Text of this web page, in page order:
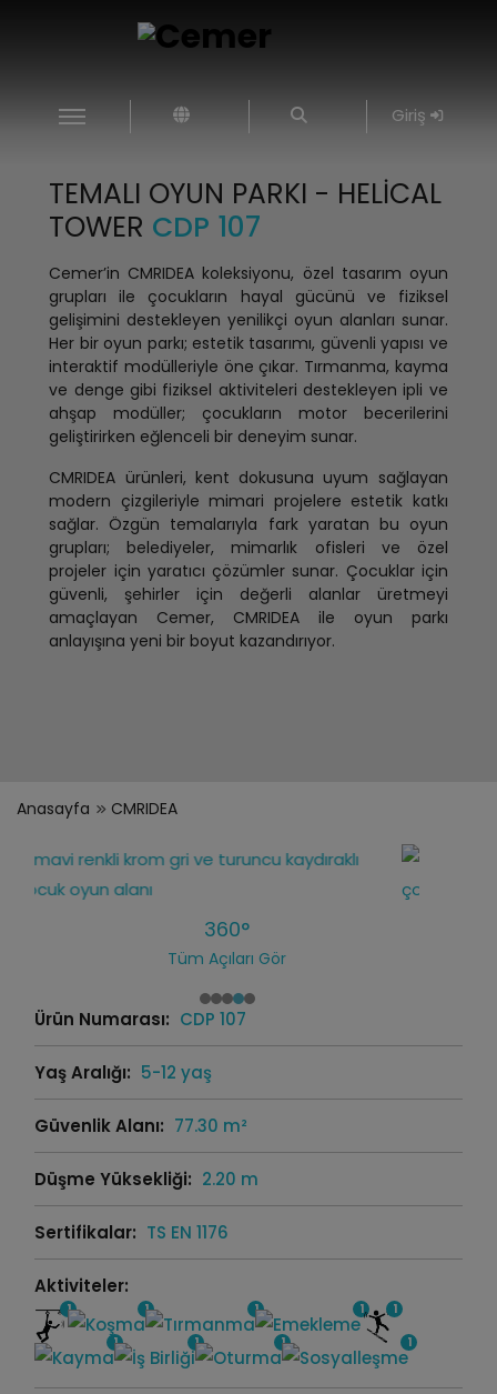
Giriş
TEMALI OYUN PARKI - HELICAL
TOWER CDP 107
Cemer’in CMRIDEA koleksiyonu, özel tasarım oyun
grupları ile çocukların hayal gücünü ve fiziksel
gelişimini destekleyen yenilikçi oyun alanları sunar.
Her bir oyun parkı; estetik tasarımı, güvenli yapısı ve
interaktif modülleriyle öne çıkar. Tırmanma, kayma
ve denge gibi fiziksel aktiviteleri destekleyen ipli ve
ahşap modüller; çocukların motor becerilerini
geliştirirken eğlenceli bir deneyim sunar.
CMRIDEA ürünleri, kent dokusuna uyum sağlayan
modern çizgileriyle mimari projelere estetik katkı
sağlar. Özgün temalarıyla fark yaratan bu oyun
grupları; belediyeler, mimarlık ofisleri ve özel
projeler için yaratıcı çözümler sunar. Çocuklar için
güvenli, şehirler için değerli alanlar üretmeyi
amaçlayan Cemer, CMRIDEA ile oyun parkı
anlayışına yeni bir boyut kazandırıyor.
Anasayfa CMRIDEA
Ürün Numarası: CDP 107
Yaş Aralığı: 5-12 yaş
Güvenlik Alanı: 77.30 m²
Düşme Yüksekliği: 2.20 m
Sertifikalar: TS EN 1176
Aktiviteler:
1 1 1 1
1
1
1 1 1
360°
Tüm Açıları Gör